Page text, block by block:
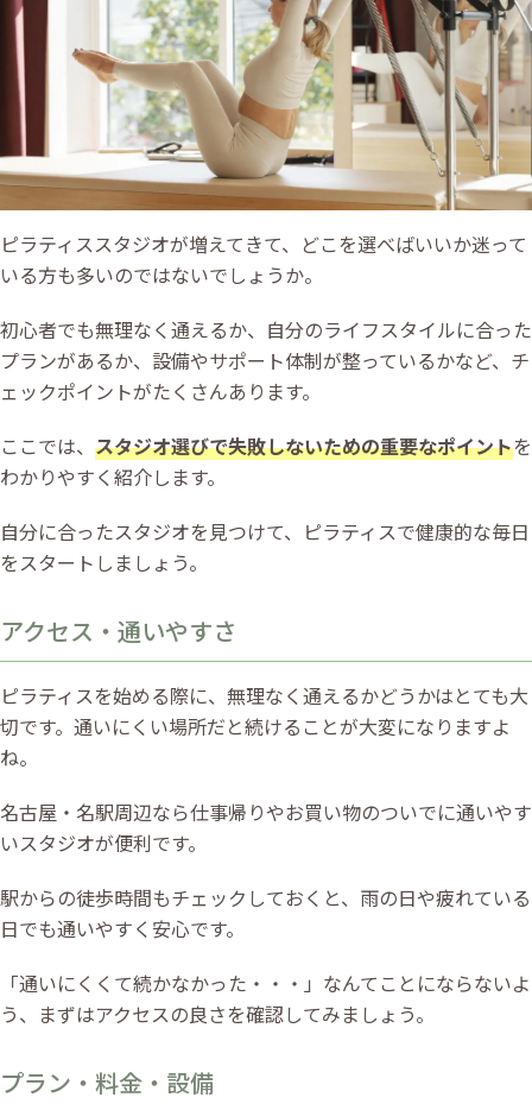
ピラティススタジオが増えてきて、どこを選べばいいか迷って
いる方も多いのではないでしょうか。
初心者でも無理なく通えるか、自分のライフスタイルに合った
プランがあるか、設備やサポート体制が整っているかなど、チ
ェックポイントがたくさんあります。
ここでは、 スタジオ選びで失敗しないための重要なポイントを
わかりやすく紹介します。
自分に合ったスタジオを見つけて、ピラティスで健康的な毎日
をスタートしましょう。
アクセス・通いやすさ
ピラティスを始める際に、無理なく通えるかどうかはとても大
切です。通いにくい場所だと続けることが大変になりますよ
ね。
名古屋・名駅周辺なら仕事帰りやお買い物のついでに通いやす
いスタジオが便利です。
駅からの徒歩時間もチェックしておくと、雨の日や疲れている
日でも通いやすく安心です。
「通いにくくて続かなかった・・・」なんてことにならないよ
う、まずはアクセスの良さを確認してみましょう。
プラン・料金・設備